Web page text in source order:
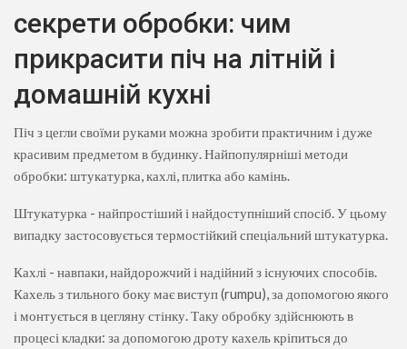
секрети обробки: чим
прикрасити піч на літній і
домашній кухні
Піч з цегли своїми руками можна зробити практичним і дуже
красивим предметом в будинку. Найпопулярніші методи
обробки: штукатурка, кахлі, плитка або камінь.
Штукатурка - найпростіший і найдоступніший спосіб. У цьому
випадку застосовується термостійкий спеціальний штукатурка.
Кахлі - навпаки, найдорожчий і надійний з існуючих способів.
Кахель з тильного боку має виступ (rumpu), за допомогою якого
і монтується в цегляну стінку. Таку обробку здійснюють в
процесі кладки: за допомогою дроту кахель кріпиться до